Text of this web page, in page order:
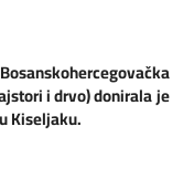
i drvo) donirala je
Kiseljaku.